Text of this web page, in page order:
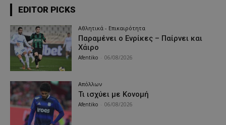
EDITOR PICKS
Αθλητικά - Επικαιρότητα
Παραμένει ο Ενρίκες – Παίρνει και
Χάιρο
Afentiko 06/08/2026
Απόλλων
Τι ισχύει με Κονομή
Afentiko 06/08/2026